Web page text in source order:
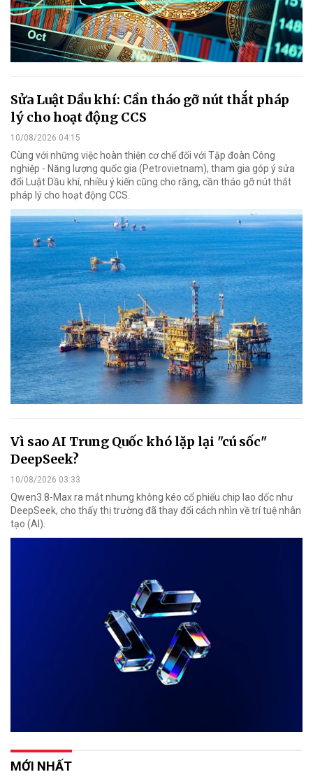
Sửa Luật Dầu khí: Cần tháo gỡ nút thắt pháp
lý cho hoạt động CCS
10/08/2026 04:15
Cùng với những việc hoàn thiện cơ chế đối với Tập đoàn Công
nghiệp - Năng lượng quốc gia (Petrovietnam), tham gia góp ý sửa
đổi Luật Dầu khí, nhiều ý kiến cũng cho rằng, cần tháo gỡ nút thắt
pháp lý cho hoạt động CCS.
Vì sao AI Trung Quốc khó lặp lại "cú sốc"
DeepSeek?
10/08/2026 03:33
Qwen3.8-Max ra mắt nhưng không kéo cổ phiếu chip lao dốc như
DeepSeek, cho thấy thị trường đã thay đổi cách nhìn về trí tuệ nhân
tạo (AI).
MỚI NHẤT